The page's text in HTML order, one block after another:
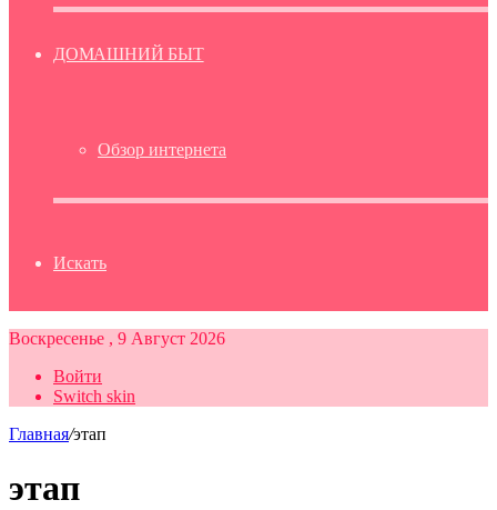
ДОМАШНИЙ БЫТ
Обзор интернета
Искать
Воскресенье , 9 Август 2026
Войти
Switch skin
Главная/этап
этап